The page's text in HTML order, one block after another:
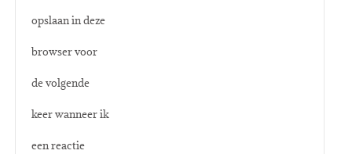
opslaan in deze
browser voor
de volgende
keer wanneer ik
een reactie